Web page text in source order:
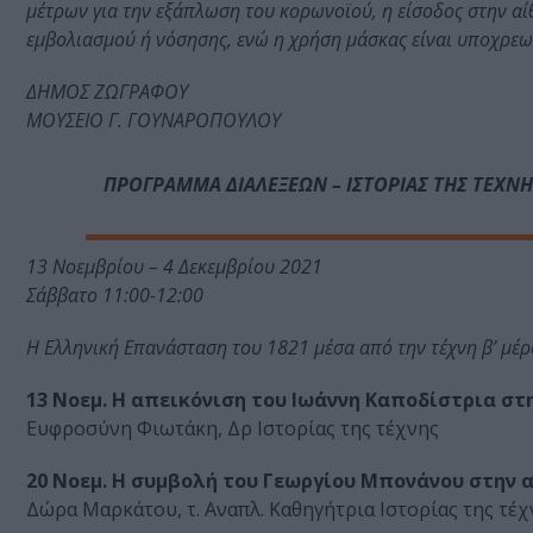
μέτρων για την εξάπλωση του κορωνοϊού, η είσοδος στην
εμβολιασμού ή νόσησης, ενώ η χρήση μάσκας είναι
ΔΗΜΟΣ ΖΩΓΡΑΦΟΥ
ΜΟΥΣΕΙΟ Γ. ΓΟΥΝΑΡΟΠΟΥΛΟΥ
ΠΡΟΓΡΑΜΜΑ ΔΙΑΛΕΞΕΩΝ – ΙΣΤΟΡΙΑΣ ΤΗΣ
13 Νοεμβρίου – 4 Δεκεμβρίου 2021
Σάββατο 11:00-12:00
Η Ελληνική Επανάσταση του 1821 μέσα από την τέχνη β’
13 Νοεμ. Η απεικόνιση του Ιωάννη Καποδίστρια
Ευφροσύνη Φιωτάκη, Δρ Ιστορίας της τέχνης
20 Νοεμ. Η συμβολή του Γεωργίου Μπονάνου στην
Δώρα Μαρκάτου, τ. Αναπλ. Καθηγήτρια Ιστορίας της